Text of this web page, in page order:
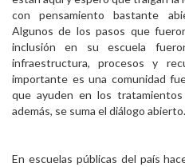
con pensamiento bastante
Algunos de los pasos que
inclusión en su escuela
infraestructura, procesos y
importante es una comunidad
que ayuden en los
además, se suma el diálogo abierto.
En escuelas públicas del país